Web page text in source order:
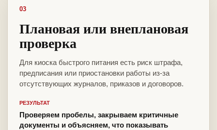
03
Плановая или внеплановая
проверка
Для киоска быстрого питания есть риск штрафа,
предписания или приостановки работы из-за
отсутствующих журналов, приказов и договоров.
РЕЗУЛЬТАТ
Проверяем пробелы, закрываем критичные
документы и объясняем, что показывать